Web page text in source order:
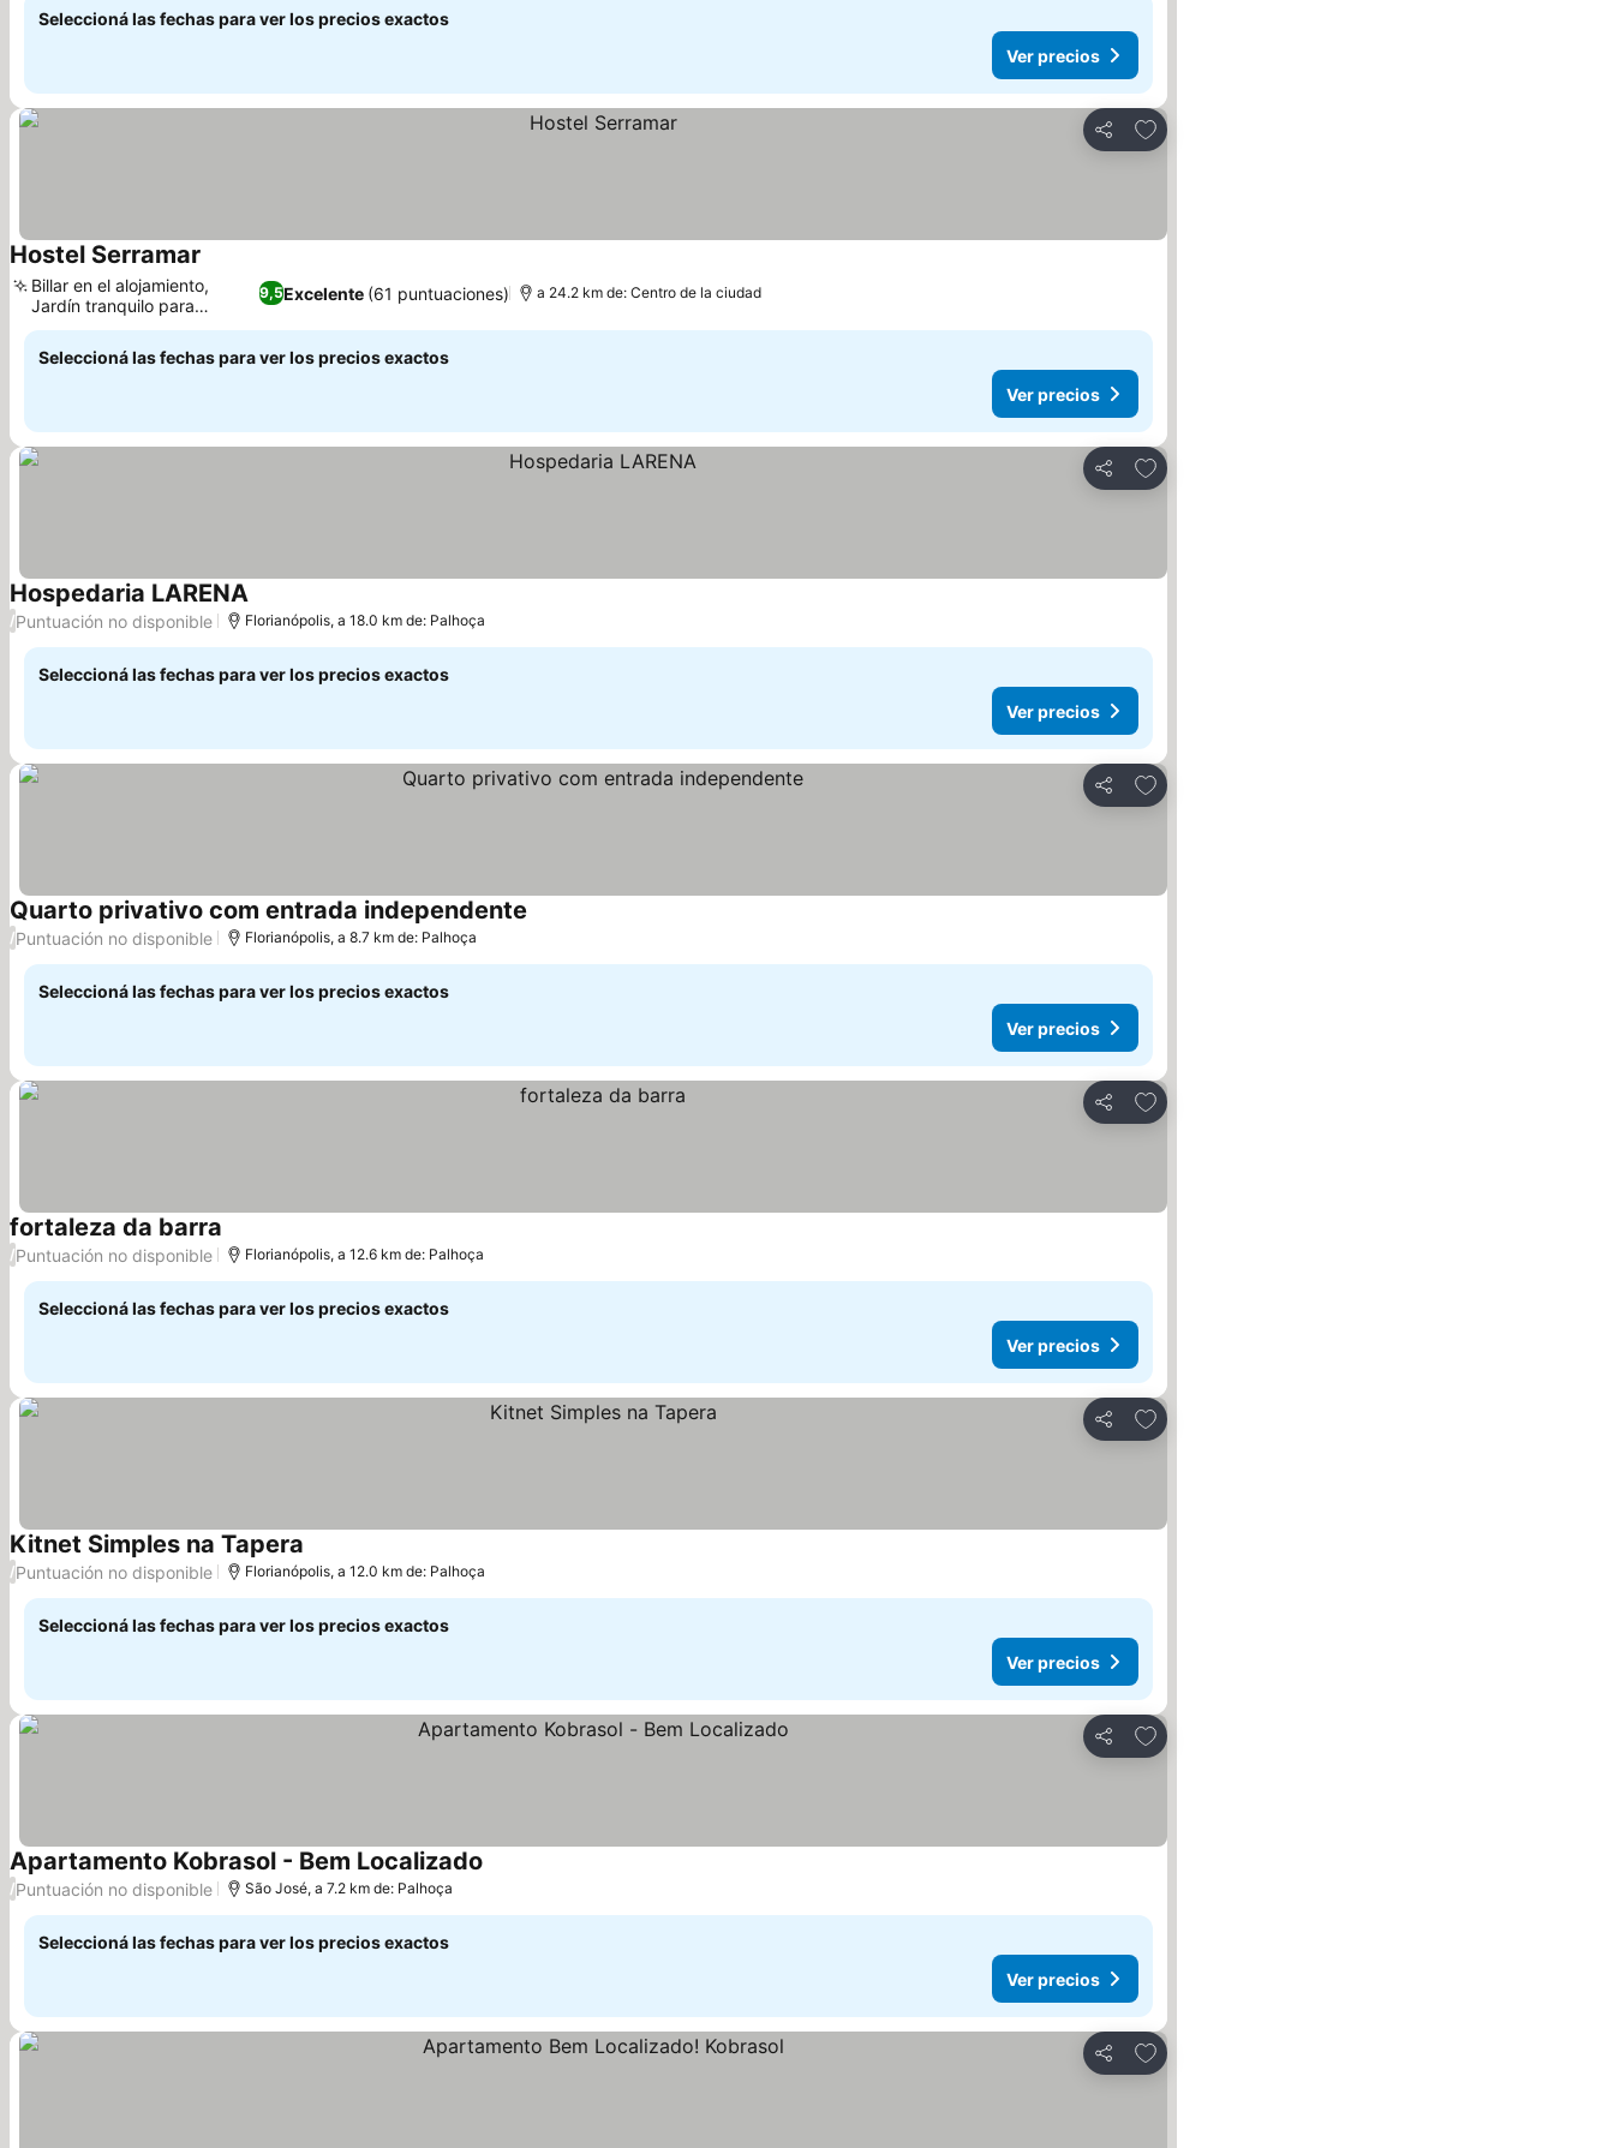
Seleccioná las fechas para ver los precios exactos
Ver precios
Compartir
Añadir a favoritos
Hostel Serramar
9,5Excelente (61 puntuaciones)
Billar en el alojamiento,
Jardín tranquilo para
relajarse
a 24.2 km de: Centro de la ciudad
Seleccioná las fechas para ver los precios exactos
Ver precios
Compartir
Añadir a favoritos
Hospedaria LARENA
/Puntuación no disponible Florianópolis, a 18.0 km de: Palhoça
Seleccioná las fechas para ver los precios exactos
Ver precios
Compartir
Añadir a favoritos
Quarto privativo com entrada independente
/Puntuación no disponible Florianópolis, a 8.7 km de: Palhoça
Seleccioná las fechas para ver los precios exactos
Ver precios
Compartir
Añadir a favoritos
fortaleza da barra
/Puntuación no disponible Florianópolis, a 12.6 km de: Palhoça
Seleccioná las fechas para ver los precios exactos
Ver precios
Compartir
Añadir a favoritos
Kitnet Simples na Tapera
/Puntuación no disponible Florianópolis, a 12.0 km de: Palhoça
Seleccioná las fechas para ver los precios exactos
Ver precios
Compartir
Añadir a favoritos
Apartamento Kobrasol - Bem Localizado
/Puntuación no disponible São José, a 7.2 km de: Palhoça
Seleccioná las fechas para ver los precios exactos
Ver precios
Compartir
Añadir a favoritos